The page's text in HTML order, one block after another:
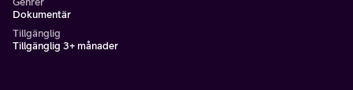
Dokumentär
Tillgänglig
Tillgänglig 3+ månader